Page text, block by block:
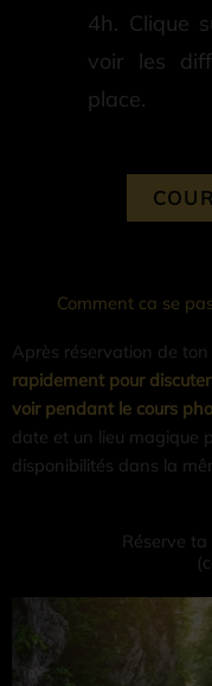
4h. Clique
voir les
place.
Comment ca se
Après réservation de ton
rapidement pour
voir pendant le cours
date et un lieu magique
disponibilités dans la
Réserve